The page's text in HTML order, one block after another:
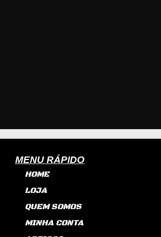
MENU RÁPIDO
HOME
LOJA
QUEM SOMOS
MINHA CONTA